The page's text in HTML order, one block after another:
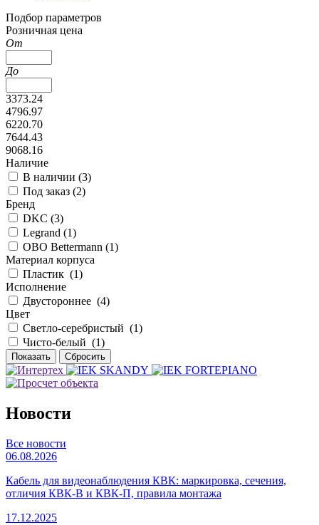
Подбор параметров
Розничная цена
От
До
3373.24
4796.97
6220.70
7644.43
9068.16
Наличие
В наличии (3)
Под заказ (2)
Бренд
DKC (3)
Legrand (1)
OBO Bettermann (1)
Материал корпуса
Пластик (1)
Исполнение
Двустороннее (4)
Цвет
Светло-серебристый (1)
Чисто-белый (1)
Новости
Все новости
06.08.2026
Кабель для видеонаблюдения КВК: маркировка, сечения,
отличия КВК-В и КВК-П, правила монтажа
17.12.2025